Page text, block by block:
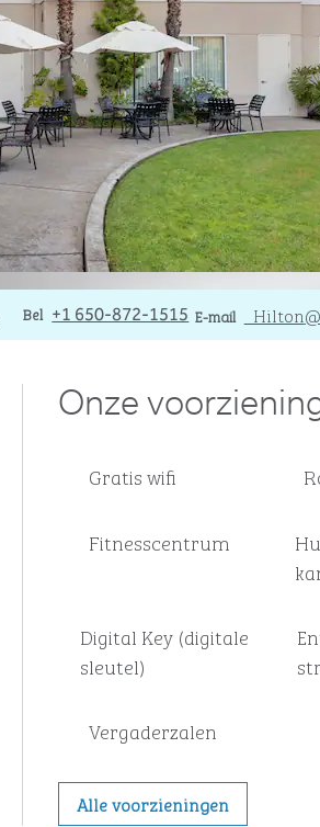
Bel
Bel +1 650-872-1515 E-mail
E-mailSFOAN
_Hilton
Onze
Gratis wifi
Fitness­centrum
Digital Key (digitale
sleutel)
Vergaderzalen
Alle voorzieningen